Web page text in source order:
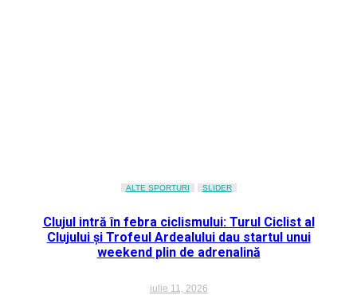
ALTE SPORTURI SLIDER
Clujul intră în febra ciclismului: Turul Ciclist al
Clujului și Trofeul Ardealului dau startul unui
weekend plin de adrenalină
iulie 11, 2026